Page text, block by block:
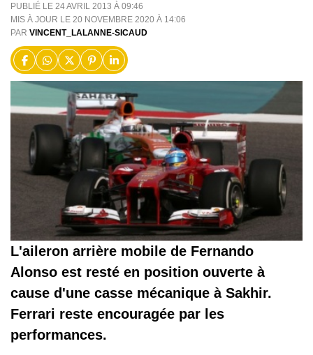
PUBLIÉ LE 24 AVRIL 2013 À 09:46
MIS À JOUR LE 20 NOVEMBRE 2020 À 14:06
PAR VINCENT_LALANNE-SICAUD
L'aileron arrière mobile de Fernando
Alonso est resté en position ouverte à
cause d'une casse mécanique à Sakhir.
Ferrari reste encouragée par les
performances.